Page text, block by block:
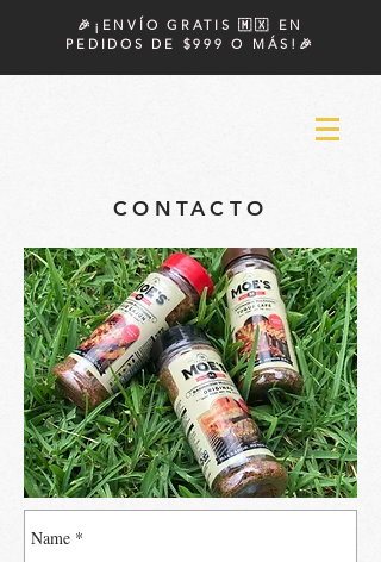
🎉¡ENVÍO GRATIS 🇲🇽 EN
PEDIDOS DE $999 O MÁS!🎉
CONTACTO